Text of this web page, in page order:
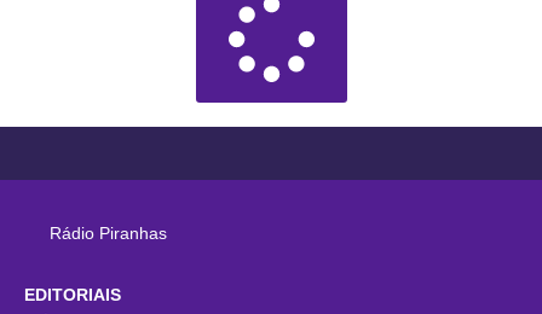
Rádio Piranhas
EDITORIAIS